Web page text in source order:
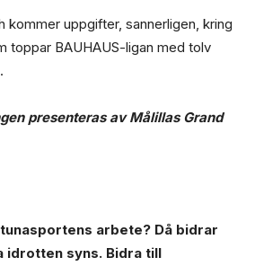
kommer uppgifter, sannerligen, kring
toppar BAUHAUS-ligan med tolv
presenteras av Målillas Grand
arbete? Då bidrar
idrotten syns. Bidra till